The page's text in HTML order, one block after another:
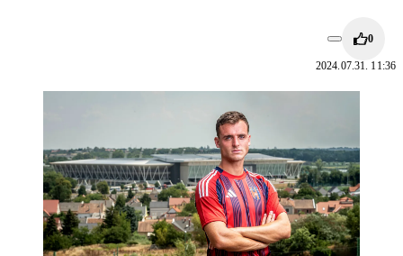
0
2024.07.31. 11:36